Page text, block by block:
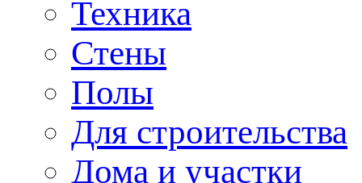
Техника
Стены
Полы
Для строительства
Дома и участки